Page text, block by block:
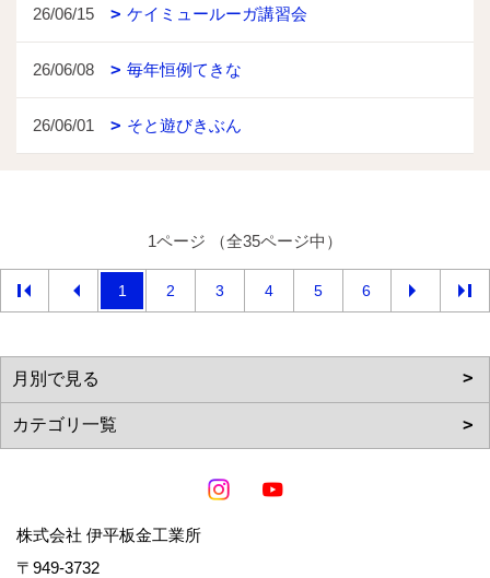
26/06/15 ケイミュールーガ講習会
26/06/08 毎年恒例てきな
26/06/01 そと遊びきぶん
1ページ （全35ページ中）
1 2 3 4 5 6
株式会社 伊平板金工業所
〒949-3732